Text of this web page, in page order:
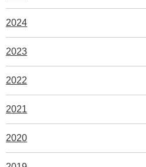
2024
2023
2022
2021
2020